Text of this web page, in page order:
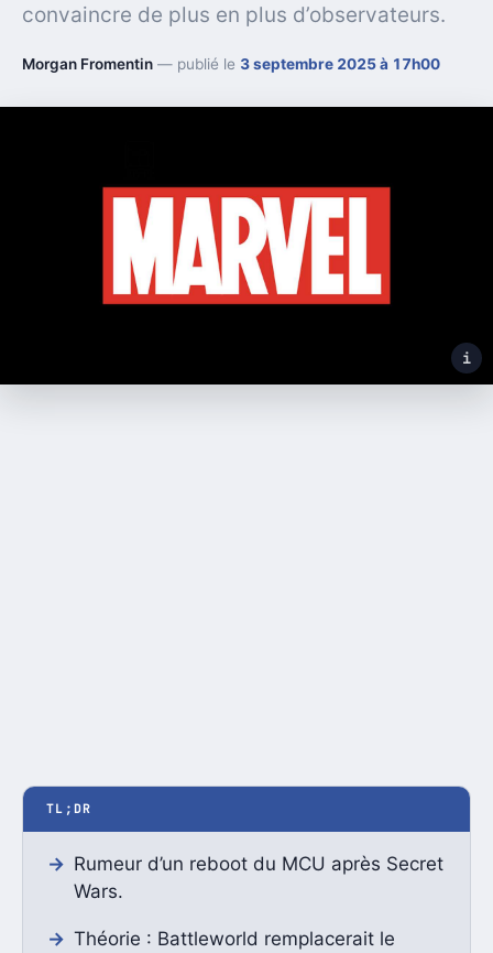
convaincre de plus en plus d’observateurs.
Morgan Fromentin — publié le 3 septembre 2025 à 17h00
i
TL;DR
Rumeur d’un reboot du MCU après Secret
Wars.
Théorie : Battleworld remplacerait le